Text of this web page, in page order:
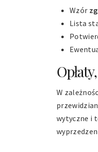
Wzór
Lista
W
wytyczne i